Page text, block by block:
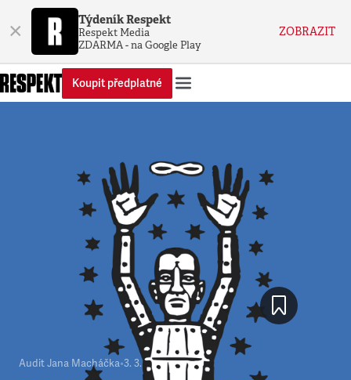
× Týdeník Respekt
Respekt Media
ZDARMA - na Google Play
ZOBRAZIT
Koupit předplatné
Audit Jana Macháčka•3. 3. 2009•4minuty